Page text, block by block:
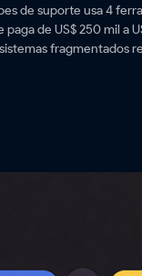
US$ 600 mil
de suporte usa 4
de US$ 250 mil a
fragmentados
e ao seu resultado